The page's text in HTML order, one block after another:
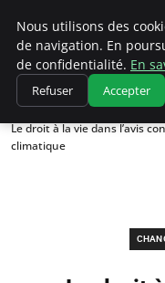
Accueil
Changements
Le droit à la vie dans l’avis
climatique
Nous utilisons des
de navigation. En
de confidentialité. En
Refuser Accepter